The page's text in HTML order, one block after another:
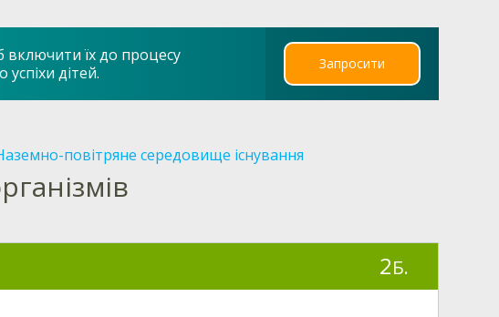
включити їх до процесу
дітей.
Запросити
повітряне середовище існування
2Б.